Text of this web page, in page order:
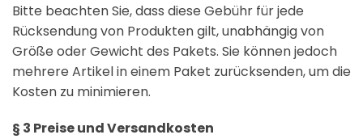
Bitte beachten Sie, dass diese Gebühr für jede
Rücksendung von Produkten gilt, unabhängig von
Größe oder Gewicht des Pakets. Sie können jedoch
mehrere Artikel in einem Paket zurücksenden, um die
Kosten zu minimieren.
§ 3 Preise und Versandkosten